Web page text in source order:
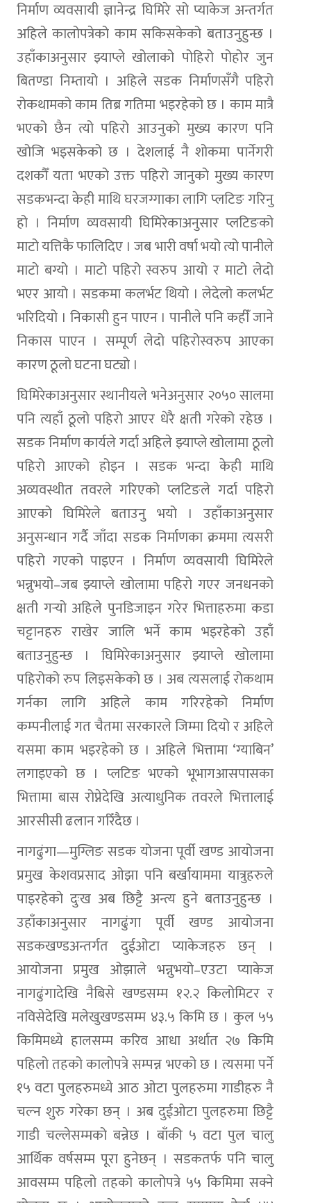
निर्माण व्यवसायी ज्ञानेन्द्र घिमिरे सो प्याकेज अन्तर्गत
अहिले कालोपत्रेको काम सकिसकेको बताउनुहुन्छ ।
उहाँकाअनुसार झ्याप्ले खोलाको पोहिरो पोहोर जुन
बितण्डा निम्तायो । अहिले सडक निर्माणसँगै पहिरो
रोकथामको काम तिब्र गतिमा भइरहेको छ । काम मात्रै
भएको छैन त्यो पहिरो आउनुको मुख्य कारण पनि
खोजि भइसकेको छ । देशलाई नै शोकमा पार्नेगरी
दशकौँ यता भएको उक्त पहिरो जानुको मुख्य कारण
सडकभन्दा केही माथि घरजग्गाका लागि प्लटिङ गरिनु
हो । निर्माण व्यवसायी घिमिरेकाअनुसार प्लटिङको
माटो यत्तिकै फालिदिए । जब भारी वर्षा भयो त्यो पानीले
माटो बग्यो । माटो पहिरो स्वरुप आयो र माटो लेदो
भएर आयो । सडकमा कलर्भट थियो । लेदेलो कलर्भट
भरिदियो । निकासी हुन पाएन । पानीले पनि कहीँ जाने
निकास पाएन । सम्पूर्ण लेदो पहिरोस्वरुप आएका
कारण ठूलो घटना घट्यो ।
घिमिरेकाअनुसार स्थानीयले भनेअनुसार २०५० सालमा
पनि त्यहाँ ठूलो पहिरो आएर धेरै क्षती गरेको रहेछ ।
सडक निर्माण कार्यले गर्दा अहिले झ्याप्ले खोलामा ठूलो
पहिरो आएको होइन । सडक भन्दा केही माथि
अव्यवस्थीत तवरले गरिएको प्लटिङले गर्दा पहिरो
आएको घिमिरेले बताउनु भयो । उहाँकाअनुसार
अनुसन्धान गर्दै जाँदा सडक निर्माणका क्रममा त्यसरी
पहिरो गएको पाइएन । निर्माण व्यवसायी घिमिरेले
भन्नुभयो–जब झ्याप्ले खोलामा पहिरो गएर जनधनको
क्षती गर्‍यो अहिले पुनडिजाइन गरेर भित्ताहरुमा कडा
चट्टानहरु राखेर जालि भर्ने काम भइरहेको उहाँ
बताउनुहुन्छ । घिमिरेकाअनुसार झ्याप्ले खोलामा
पहिरोको रुप लिइसकेको छ । अब त्यसलाई रोकथाम
गर्नका लागि अहिले काम गरिरहेको निर्माण
कम्पनीलाई गत चैतमा सरकारले जिम्मा दियो र अहिले
यसमा काम भइरहेको छ । अहिले भित्तामा ‘ग्याबिन’
लगाइएको छ । प्लटिङ भएको भूभागआसपासका
भित्तामा बास रोप्नेदेखि अत्याधुनिक तवरले भित्तालाई
आरसीसी ढलान गरिँदैछ ।
नागढुंगा—मुग्लिङ सडक योजना पूर्वी खण्ड आयोजना
प्रमुख केशवप्रसाद ओझा पनि बर्खायाममा यात्रुहरुले
पाइरहेको दुःख अब छिट्टै अन्त्य हुने बताउनुहुन्छ ।
उहाँकाअनुसार नागढुंगा पूर्वी खण्ड आयोजना
सडकखण्डअन्तर्गत दुईओटा प्याकेजहरु छन् ।
आयोजना प्रमुख ओझाले भन्नुभयो–एउटा प्याकेज
नागढुंगादेखि नैबिसे खण्डसम्म १२.२ किलोमिटर र
नविसेदेखि मलेखुखण्डसम्म ४३.५ किमि छ । कुल ५५
किमिमध्ये हालसम्म करिव आधा अर्थात २७ किमि
पहिलो तहको कालोपत्रे सम्पन्न भएको छ । त्यसमा पर्ने
१५ वटा पुलहरुमध्ये आठ ओटा पुलहरुमा गाडीहरु नै
चल्न शुरु गरेका छन् । अब दुईओटा पुलहरुमा छिट्टै
गाडी चल्लेसम्मको बन्नेछ । बाँकी ५ वटा पुल चालु
आर्थिक वर्षसम्म पूरा हुनेछन् । सडकतर्फ पनि चालु
आवसम्म पहिलो तहको कालोपत्रे ५५ किमिमा सक्ने